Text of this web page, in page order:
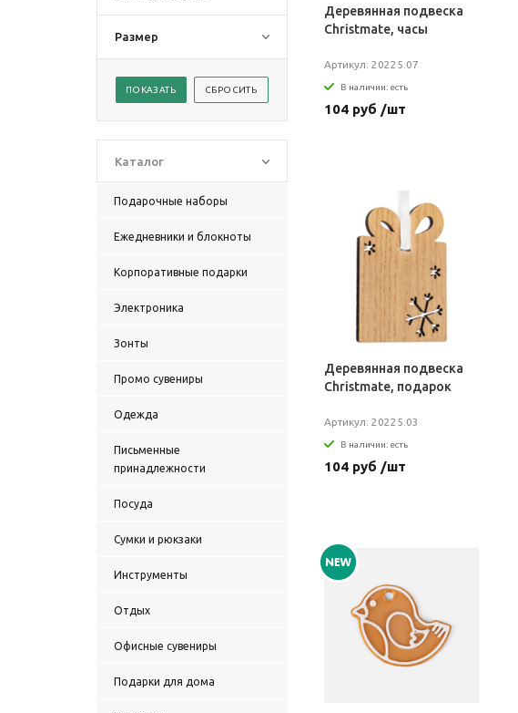
Размер
Каталог
Подарочные наборы
Ежедневники и блокноты
Корпоративные подарки
Электроника
Зонты
Промо сувениры
Одежда
Письменные
принадлежности
Посуда
Сумки и рюкзаки
Инструменты
Отдых
Офисные сувениры
Подарки для дома
Деревянная подвеска
Christmate, часы
Артикул: 20225.07
В наличии: есть
104 руб /шт
Деревянная подвеска
Christmate, подарок
Артикул: 20225.03
В наличии: есть
104 руб /шт